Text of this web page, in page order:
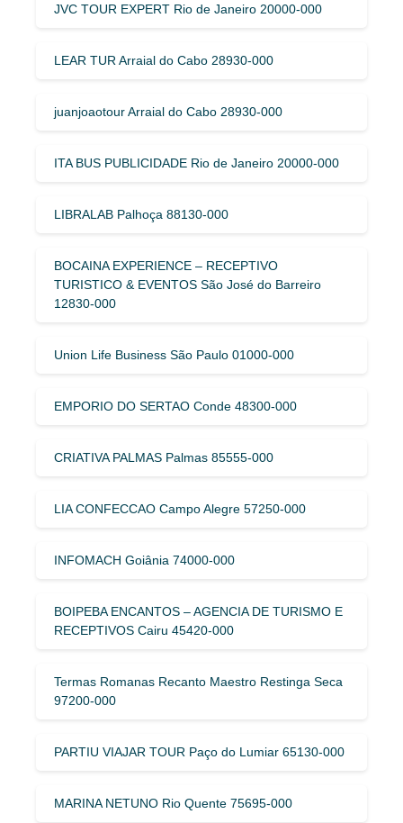
JVC TOUR EXPERT Rio de Janeiro 20000-000
LEAR TUR Arraial do Cabo 28930-000
juanjoaotour Arraial do Cabo 28930-000
ITA BUS PUBLICIDADE Rio de Janeiro 20000-000
LIBRALAB Palhoça 88130-000
BOCAINA EXPERIENCE – RECEPTIVO
TURISTICO & EVENTOS São José do Barreiro
12830-000
Union Life Business São Paulo 01000-000
EMPORIO DO SERTAO Conde 48300-000
CRIATIVA PALMAS Palmas 85555-000
LIA CONFECCAO Campo Alegre 57250-000
INFOMACH Goiânia 74000-000
BOIPEBA ENCANTOS – AGENCIA DE TURISMO E
RECEPTIVOS Cairu 45420-000
Termas Romanas Recanto Maestro Restinga Seca
97200-000
PARTIU VIAJAR TOUR Paço do Lumiar 65130-000
MARINA NETUNO Rio Quente 75695-000